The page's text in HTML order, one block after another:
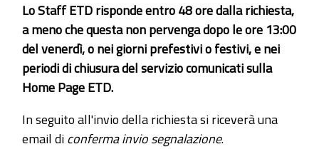
Lo Staff ETD risponde entro 48 ore dalla richiesta,
a meno che questa non pervenga dopo le ore 13:00
del venerdì, o nei giorni prefestivi o festivi, e nei
periodi di chiusura del servizio comunicati sulla
Home Page ETD.
In seguito all'invio della richiesta si riceverà una
email diconferma invio segnalazione.